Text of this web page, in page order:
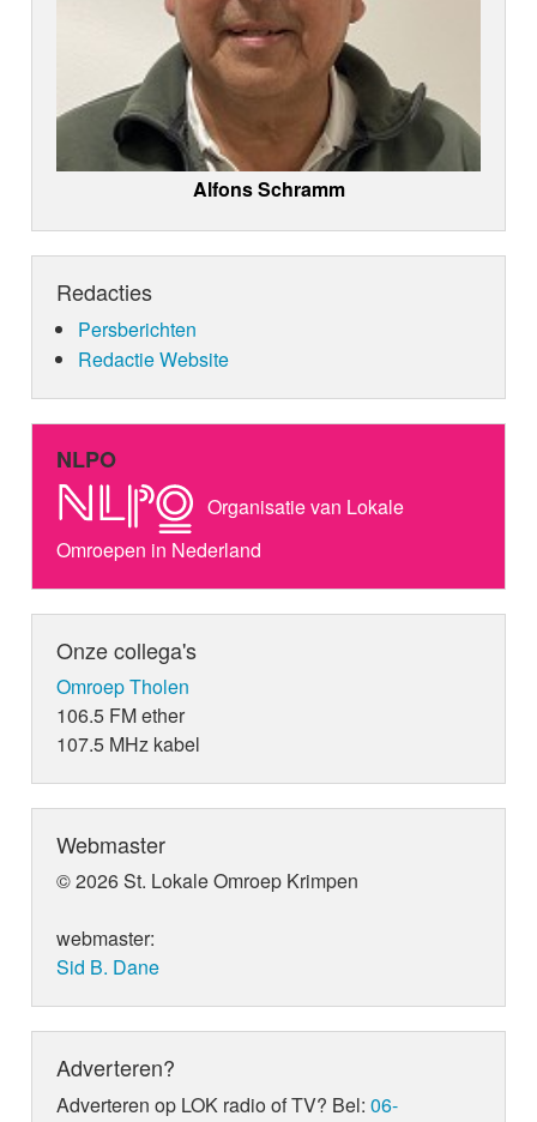
Alfons Schramm
Redacties
Persberichten
Redactie Website
NLPO
Organisatie van Lokale
Omroepen in Nederland
Onze collega's
Omroep Tholen
106.5 FM ether
107.5 MHz kabel
Webmaster
© 2026 St. Lokale Omroep Krimpen
webmaster:
Sid B. Dane
Adverteren?
Adverteren op LOK radio of TV? Bel:06-